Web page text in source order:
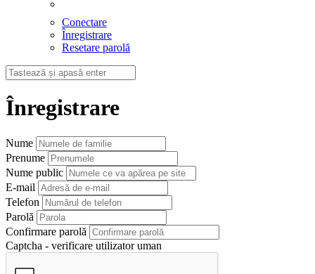
Conectare
Înregistrare
Resetare parolă
Înregistrare
Nume
Prenume
Nume public
E-mail
Telefon
Parolă
Confirmare parolă
Captcha - verificare utilizator uman